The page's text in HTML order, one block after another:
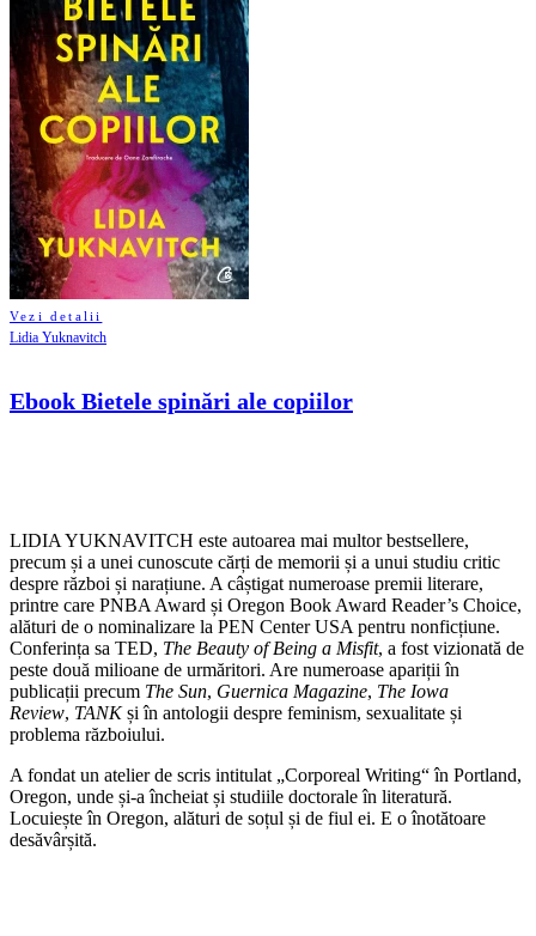
Vezi detalii
Lidia Yuknavitch
Ebook Bietele spinări ale copiilor
LIDIA YUKNAVITCH este autoarea mai multor bestsellere,
precum și a unei cunoscute cărți de memorii și a unui studiu critic
despre război și narațiune. A câștigat numeroase premii literare,
printre care PNBA Award și Oregon Book Award Reader’s Choice,
alături de o nominalizare la PEN Center USA pentru nonficțiune.
Conferința sa TED, The Beauty of Being a Misfit, a fost vizionată de
peste două milioane de urmăritori. Are numeroase apariții în
publicații precum The Sun, Guernica Magazine, The Iowa
Review, TANKși în antologii despre feminism, sexualitate și
problema războiului.
A fondat un atelier de scris intitulat „Corporeal Writing“ în Portland,
Oregon, unde și‑a încheiat și studiile doctorale în literatură.
Locuiește în Oregon, alături de soțul și de fiul ei. E o înotătoare
desăvârșită.